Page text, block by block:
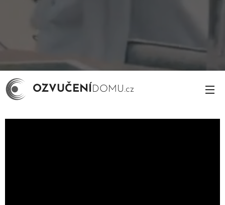
OZVUČENÍ DOMU.cz